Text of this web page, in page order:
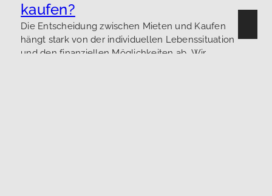
kaufen?
Die Entscheidung zwischen Mieten und Kaufen
hängt stark von der individuellen Lebenssituation
und den finanziellen Möglichkeiten ab. Wir